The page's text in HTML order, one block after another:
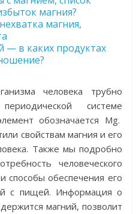
магния?
магния,
— в каких продуктах
человека трубно
системе
обозначается Mg.
свойствам магния и его
Также мы подробно
человеческого
способы обеспечения его
с пищей. Информация о
магний, позволит